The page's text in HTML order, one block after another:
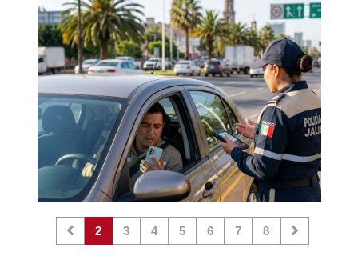
2 3 4 5 6 7 8